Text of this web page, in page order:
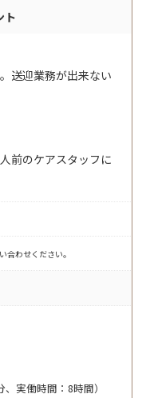
ト
送迎業務が出来ない
前のケアスタッフに
合わせください。
実働時間：8時間）